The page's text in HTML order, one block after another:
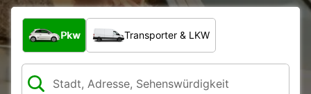
Welche Art von Fahrzeug?
Pkw Transporter & LKW